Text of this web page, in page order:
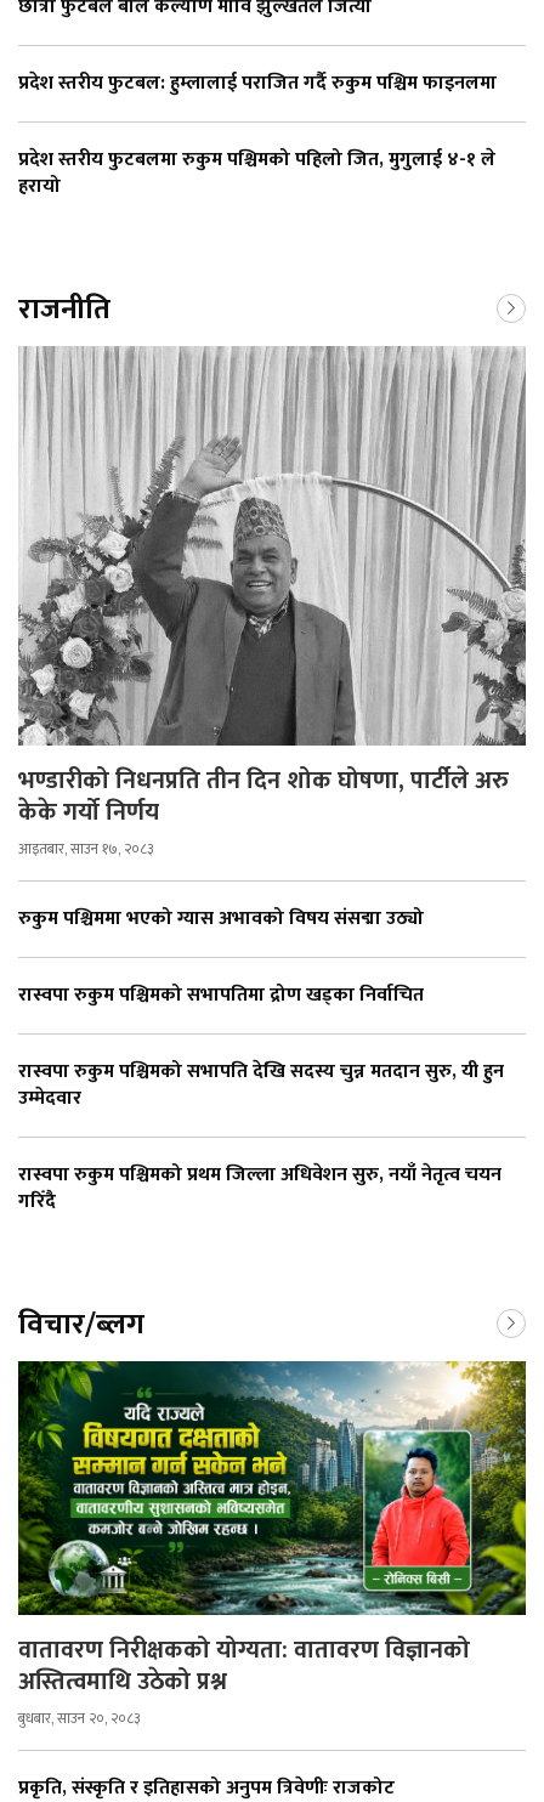
छात्रा फुटबल बाल कल्याण मावि झुल्खेतले जित्यो
प्रदेश स्तरीय फुटबल: हुम्लालाई पराजित गर्दै रुकुम पश्चिम फाइनलमा
प्रदेश स्तरीय फुटबलमा रुकुम पश्चिमको पहिलो जित, मुगुलाई ४-१ ले
हरायो
राजनीति
भण्डारीको निधनप्रति तीन दिन शोक घोषणा, पार्टीले अरु
केके गर्यो निर्णय
आइतबार, साउन १७, २०८३
रुकुम पश्चिममा भएको ग्यास अभावको विषय संसद्मा उठ्यो
रास्वपा रुकुम पश्चिमको सभापतिमा द्रोण खड्का निर्वाचित
रास्वपा रुकुम पश्चिमको सभापति देखि सदस्य चुन्न मतदान सुरु, यी हुन
उम्मेदवार
रास्वपा रुकुम पश्चिमको प्रथम जिल्ला अधिवेशन सुरु, नयाँ नेतृत्व चयन
गरिँदै
विचार/ब्लग
वातावरण निरीक्षकको योग्यता: वातावरण विज्ञानको
अस्तित्वमाथि उठेको प्रश्न
बुधबार, साउन २०, २०८३
प्रकृति, संस्कृति र इतिहासको अनुपम त्रिवेणीः राजकोट